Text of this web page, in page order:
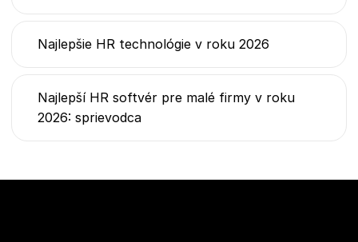
Najlepšie HR technológie v roku 2026
Najlepší HR softvér pre malé firmy v roku
2026: sprievodca